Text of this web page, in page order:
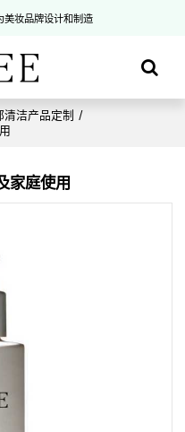
妆品牌设计和制造
清洁产品定制 /
家庭使用